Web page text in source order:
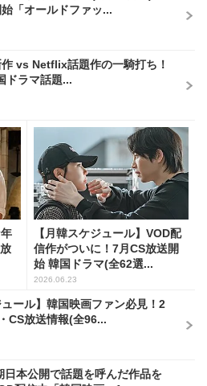
「オールドファッ...
vs Netflix話題作の一騎打ち！
ドラマ話題...
【月韓スケジュール】VOD配
信作がついに！7月CS放送開
始 韓国ドラマ(全62選...
2026.06.23
ュール】韓国映画ファン必見！2
CS放送情報(全96...
日本公開で話題を呼んだ作品を